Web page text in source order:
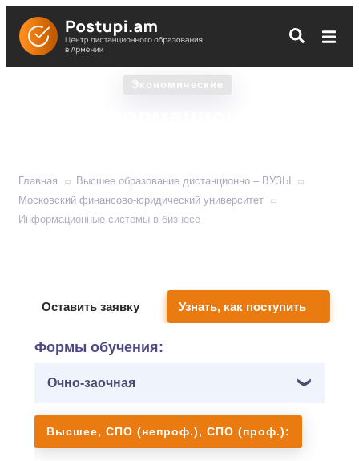
Экономические
Главная
Высшее образование дистанционно – ВУЗЫ
Московский финансово-юридический университет
Информационные системы в бизнесе
Оставить заявку Узнать, как поступить
Формы обучения:
Очно-заочная
Высшее, СПО (непроф.), СПО (проф.):